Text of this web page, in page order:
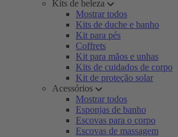
Kits de beleza
Mostrar todos
Kits de duche e banho
Kit para pés
Coffrets
Kit para mãos e unhas
Kits de cuidados de corpo
Kit de proteção solar
Acessórios
Mostrar todos
Esponjas de banho
Escovas para o corpo
Escovas de massagem